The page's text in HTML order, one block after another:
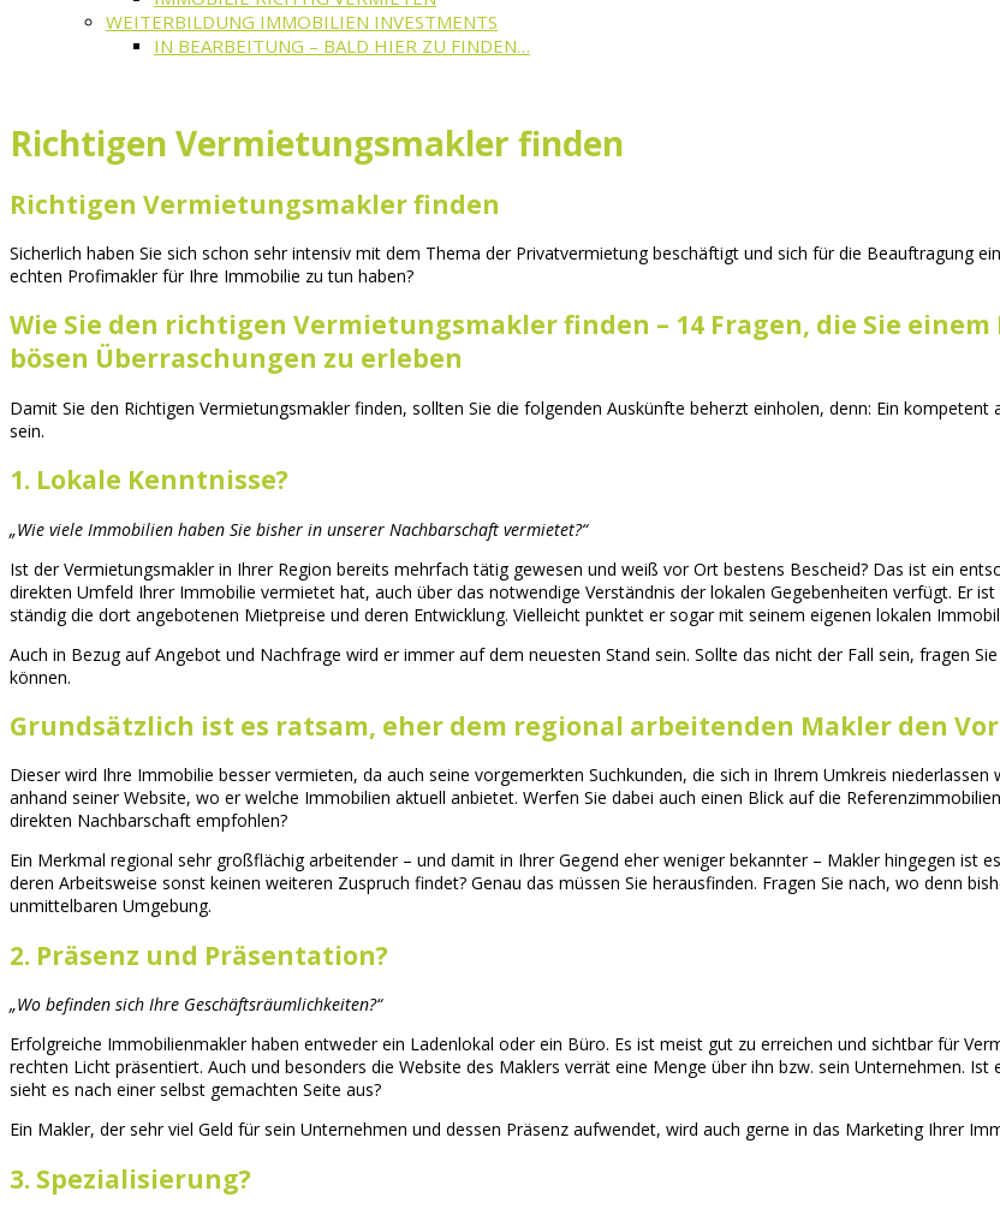
WEITERBILDUNG IMMOBILIEN INVESTMENTS
IN BEARBEITUNG – BALD HIER ZU FINDEN…
Richtigen Vermietungsmakler finden
Richtigen Vermietungsmakler finden
Sicherlich haben Sie sich schon sehr intensiv mit dem Thema der Privatvermietung beschäftigt und sich für die Beauftragung
echten Profimakler für Ihre Immobilie zu tun haben?
Wie Sie den richtigen Vermietungsmakler finden – 14 Fragen, die Sie
bösen Überraschungen zu erleben
Damit Sie den Richtigen Vermietungsmakler finden, sollten Sie die folgenden Auskünfte beherzt einholen, denn: Ein
sein.
1. Lokale Kenntnisse?
„Wie viele Immobilien haben Sie bisher in unserer Nachbarschaft vermietet?“
Ist der Vermietungsmakler in Ihrer Region bereits mehrfach tätig gewesen und weiß vor Ort bestens Bescheid? Das ist ein
direkten Umfeld Ihrer Immobilie vermietet hat, auch über das notwendige Verständnis der lokalen Gegebenheiten verfügt. Er
ständig die dort angebotenen Mietpreise und deren Entwicklung. Vielleicht punktet er sogar mit seinem eigenen lokalen
Auch in Bezug auf Angebot und Nachfrage wird er immer auf dem neuesten Stand sein. Sollte das nicht der Fall sein, fragen
können.
Grundsätzlich ist es ratsam, eher dem regional arbeitenden Makler den
Dieser wird Ihre Immobilie besser vermieten, da auch seine vorgemerkten Suchkunden, die sich in Ihrem Umkreis
anhand seiner Website, wo er welche Immobilien aktuell anbietet. Werfen Sie dabei auch einen Blick auf die
direkten Nachbarschaft empfohlen?
Ein Merkmal regional sehr großflächig arbeitender – und damit in Ihrer Gegend eher weniger bekannter – Makler hingegen ist
deren Arbeitsweise sonst keinen weiteren Zuspruch findet? Genau das müssen Sie herausfinden. Fragen Sie nach, wo denn
unmittelbaren Umgebung.
2. Präsenz und Präsentation?
„Wo befinden sich Ihre Geschäftsräumlichkeiten?“
Erfolgreiche Immobilienmakler haben entweder ein Ladenlokal oder ein Büro. Es ist meist gut zu erreichen und sichtbar für
rechten Licht präsentiert. Auch und besonders die Website des Maklers verrät eine Menge über ihn bzw. sein Unternehmen.
sieht es nach einer selbst gemachten Seite aus?
Ein Makler, der sehr viel Geld für sein Unternehmen und dessen Präsenz aufwendet, wird auch gerne in das Marketing Ihrer
3. Spezialisierung?